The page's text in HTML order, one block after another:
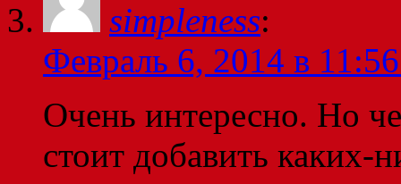
simpleness:
Февраль 6, 2014 в
Очень интересно. Но
стоит добавить каких-